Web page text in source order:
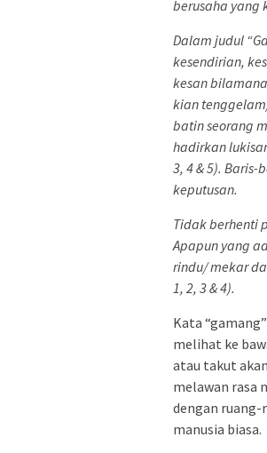
berusaha yang
Dalam judul
kesendirian,
kesan
kian
batin seorang
hadirkan
3, 4 & 5).
keputusan.
Tidak berhenti
Apapun yang
rindu/ mekar
1, 2, 3 & 4).
Kata
melihat ke
atau takut
melawan rasa
dengan ruang-
manusia biasa.